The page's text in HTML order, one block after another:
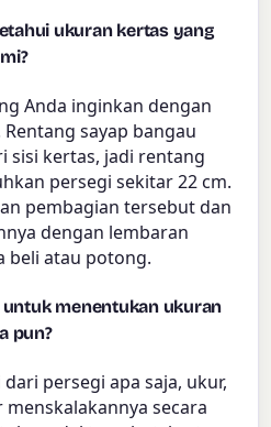
ukuran kertas yang
Anda inginkan dengan
sayap bangau
sisi kertas, jadi rentang
persegi sekitar 22 cm.
pembagian tersebut dan
dengan lembaran
beli atau potong.
menentukan ukuran
pun?
persegi apa saja, ukur,
secara